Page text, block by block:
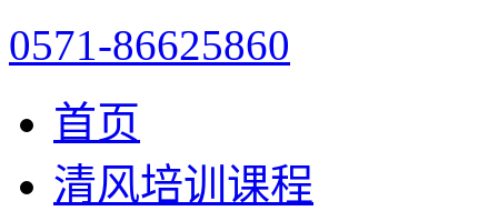
0571-86625860
首页
清风培训课程